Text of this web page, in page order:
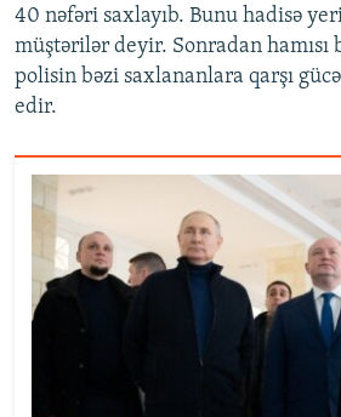
40 nəfəri saxlayıb. Bunu hadisə
müştərilər deyir. Sonradan hamısı
polisin bəzi saxlananlara qarşı gücə
edir.